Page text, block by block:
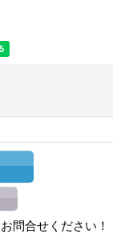
問合せください！